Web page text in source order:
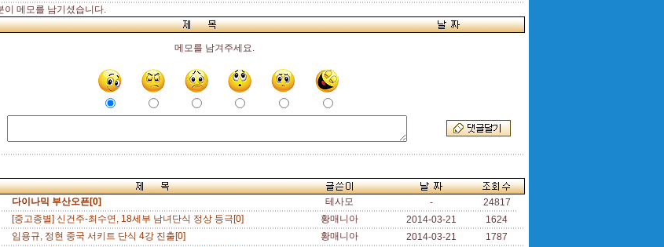
이 메모를 남기셨습니다.
메모를 남겨주세요.
다이나믹 부산오픈[0] 테사모 -
24817
[중고종별] 신건주-최수연, 18세부 남녀단식 정상 등극[0] 황매니아 2014-03-21
1624
임용규, 정현 중국 서키트 단식 4강 진출[0] 황매니아 2014-03-21
1787